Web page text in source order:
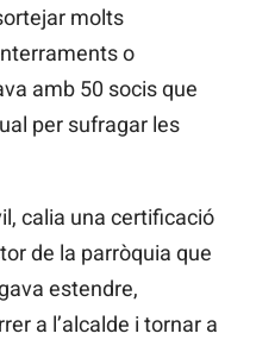
molts
o
amb 50 socis que
per sufragar les
calia una certificació
de la parròquia que
estendre,
a l’alcalde i tornar a